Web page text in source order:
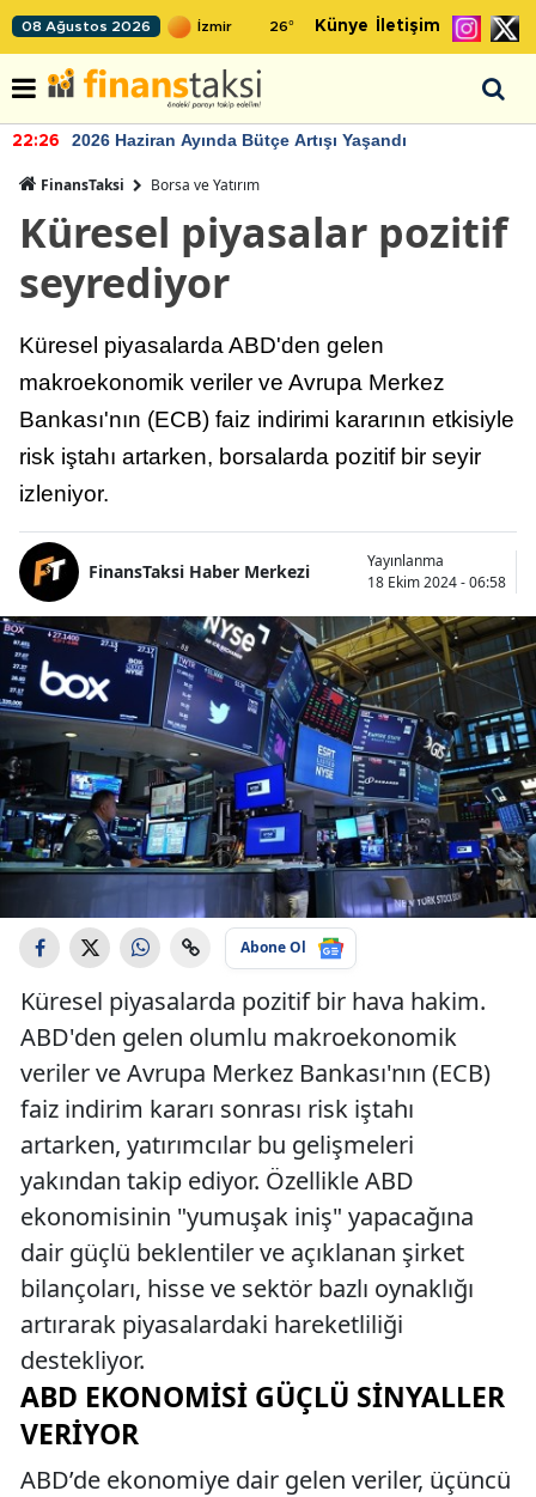
08 Ağustos 2026 26° Künye İletişim
22:26 2026 Haziran Ayında Bütçe Artışı Yaşandı
FinansTaksi Borsa ve Yatırım
Küresel piyasalar pozitif
seyrediyor
Küresel piyasalarda ABD'den gelen
makroekonomik veriler ve Avrupa Merkez
Bankası'nın (ECB) faiz indirimi kararının etkisiyle
risk iştahı artarken, borsalarda pozitif bir seyir
izleniyor.
FinansTaksi Haber Merkezi
Yayınlanma
18 Ekim 2024 - 06:58
Abone Ol
Küresel piyasalarda pozitif bir hava hakim.
ABD'den gelen olumlu makroekonomik
veriler ve Avrupa Merkez Bankası'nın (ECB)
faiz indirim kararı sonrası risk iştahı
artarken, yatırımcılar bu gelişmeleri
yakından takip ediyor. Özellikle ABD
ekonomisinin "yumuşak iniş" yapacağına
dair güçlü beklentiler ve açıklanan şirket
bilançoları, hisse ve sektör bazlı oynaklığı
artırarak piyasalardaki hareketliliği
destekliyor.
ABD EKONOMISI GÜÇLÜ SINYALLER
VERIYOR
ABD’de ekonomiye dair gelen veriler, üçüncü